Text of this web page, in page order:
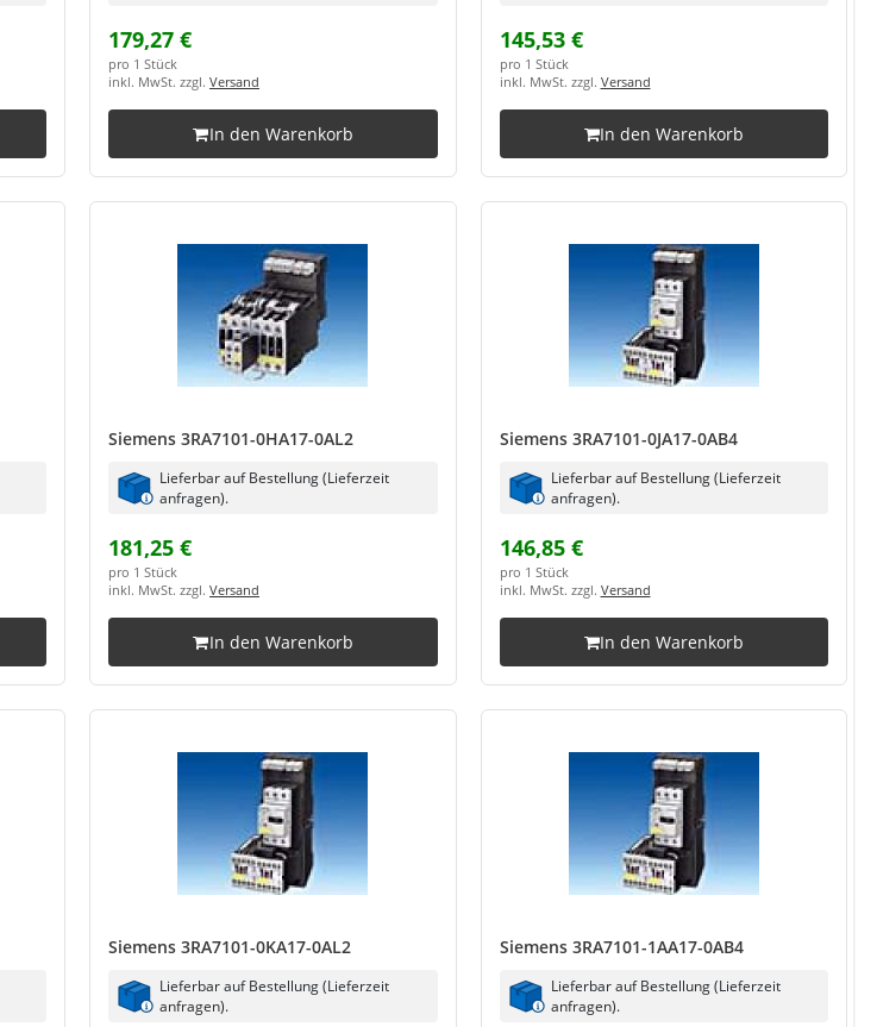
179,27 €
pro 1 Stück
inkl. MwSt. zzgl. Versand
In den Warenkorb
145,53 €
pro 1 Stück
inkl. MwSt. zzgl. Versand
In den Warenkorb
Siemens 3RA7101-0HA17-0AL2
Lieferbar auf Bestellung (Lieferzeit
anfragen).
181,25 €
pro 1 Stück
inkl. MwSt. zzgl. Versand
In den Warenkorb
Siemens 3RA7101-0JA17-0AB4
Lieferbar auf Bestellung (Lieferzeit
anfragen).
146,85 €
pro 1 Stück
inkl. MwSt. zzgl. Versand
In den Warenkorb
Siemens 3RA7101-0KA17-0AL2
Lieferbar auf Bestellung (Lieferzeit
anfragen).
Siemens 3RA7101-1AA17-0AB4
Lieferbar auf Bestellung (Lieferzeit
anfragen).